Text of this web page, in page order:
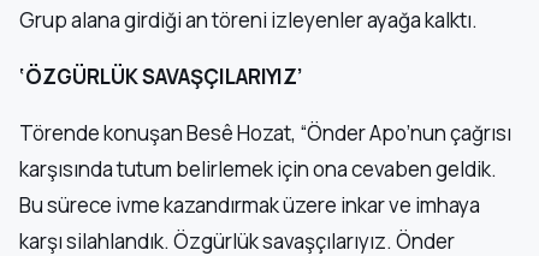
Grup alana girdiği an töreni izleyenler ayağa kalktı.
‘ÖZGÜRLÜK SAVAŞÇILARIYIZ’
Törende konuşan Besê Hozat, “Önder Apo’nun çağrısı
karşısında tutum belirlemek için ona cevaben geldik.
Bu sürece ivme kazandırmak üzere inkar ve imhaya
karşı silahlandık. Özgürlük savaşçılarıyız. Önder